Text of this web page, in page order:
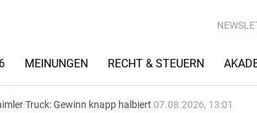
MEINUNGEN RECHT & STEUERN
Truck: Gewinn knapp halbiert 07.08.2026, 13:01